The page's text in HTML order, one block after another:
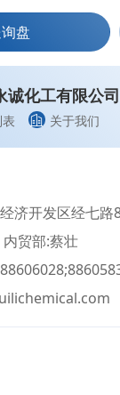
盘
诚化工有限公司
关于我们
济开发区经七
贸部:蔡壮